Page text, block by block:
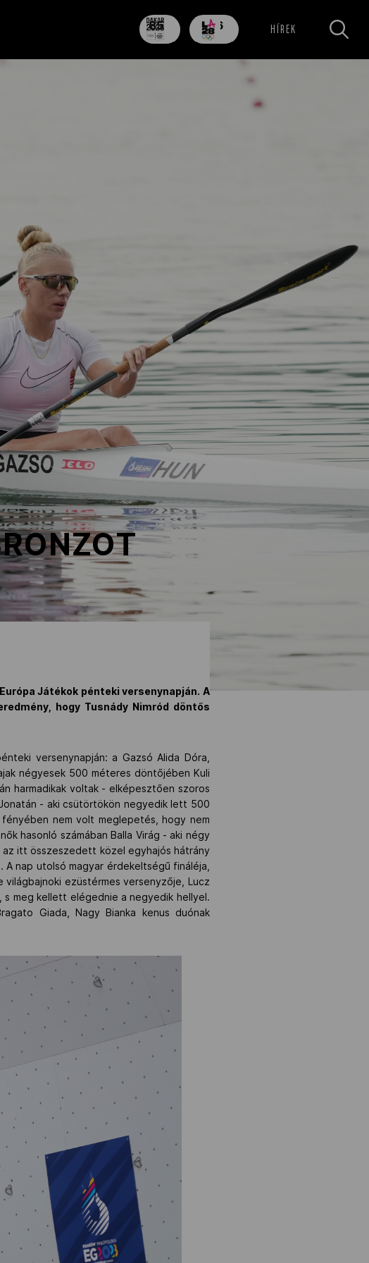
85
nap
706
nap HÍREK
Játékok pénteki versenynapján. A
hogy Tusnády Nimród döntős
versenynapján: a Gazsó Alida Dóra,
négyesek 500 méteres döntőjében Kuli
harmadikak voltak - elképesztően szoros
- aki csütörtökön negyedik lett 500
nem volt meglepetés, hogy nem
hasonló számában Balla Virág - aki négy
itt összeszedett közel egyhajós hátrány
nap utolsó magyar érdekeltségű fináléja,
ezüstérmes versenyzője, Lucz
s meg kellett elégednie a negyedik hellyel.
Giada, Nagy Bianka kenus duónak